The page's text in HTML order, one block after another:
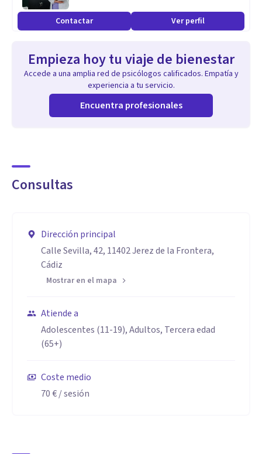
feliz.
Contactar Ver perfil
Empieza hoy tu viaje de bienestar
Accede a una amplia red de psicólogos calificados. Empatía y
experiencia a tu servicio.
Encuentra profesionales
Consultas
Dirección principal
Calle Sevilla, 42, 11402 Jerez de la Frontera,
Cádiz
Mostrar en el mapa
Atiende a
Adolescentes (11-19), Adultos, Tercera edad
(65+)
Coste medio
70 €/ sesión